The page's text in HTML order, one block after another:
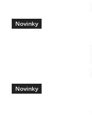
Novinky
Novinky